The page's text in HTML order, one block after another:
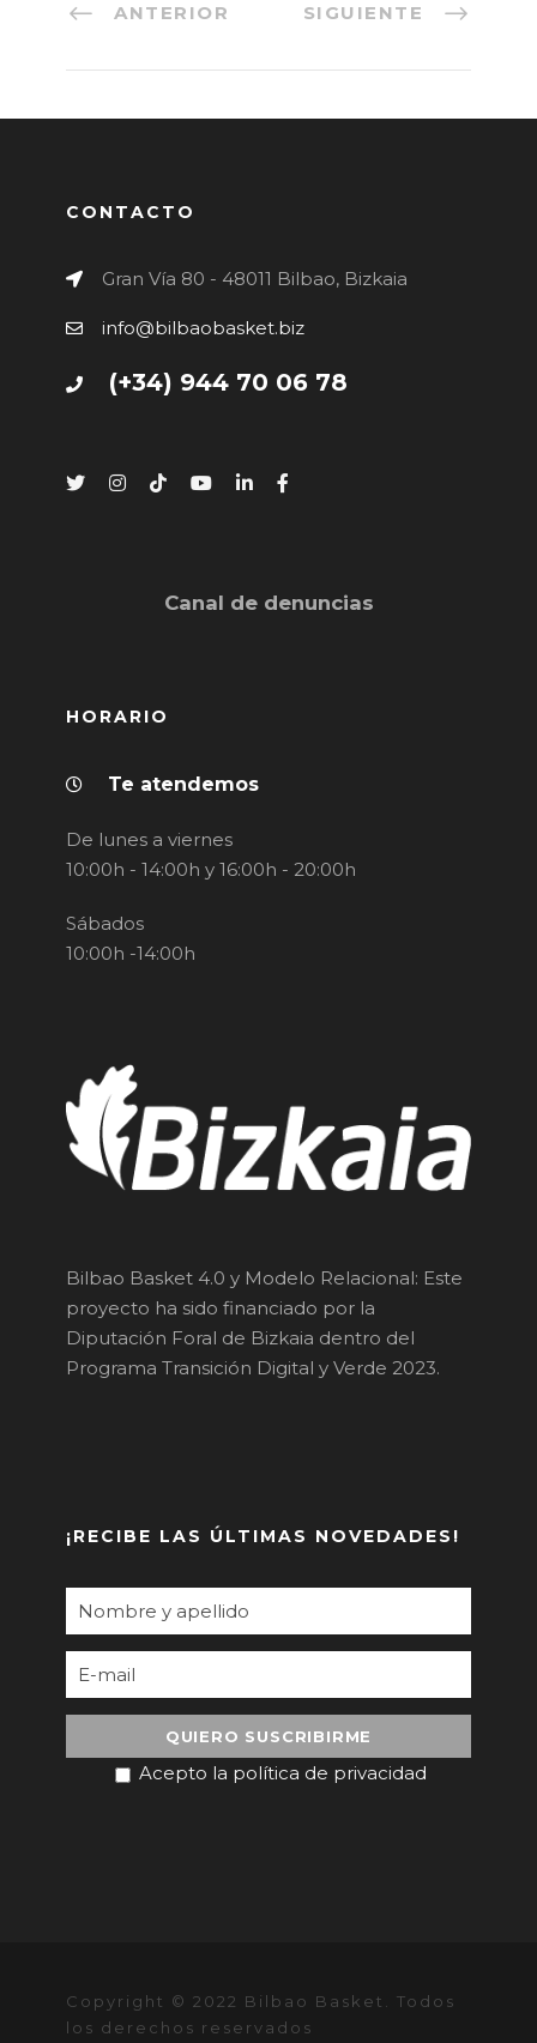
ANTERIOR SIGUIENTE
CONTACTO
Gran Vía 80 - 48011 Bilbao, Bizkaia
info@bilbaobasket.biz
(+34) 944 70 06 78
Canal de denuncias
HORARIO
Te atendemos
De lunes a viernes
10:00h - 14:00h y 16:00h - 20:00h
Sábados
10:00h -14:00h
Bilbao Basket 4.0 y Modelo Relacional: Este
proyecto ha sido financiado por la
Diputación Foral de Bizkaia dentro del
Programa Transición Digital y Verde 2023.
¡RECIBE LAS ÚLTIMAS NOVEDADES!
Acepto la política de privacidad
Copyright © 2022 Bilbao Basket. Todos
los derechos reservados